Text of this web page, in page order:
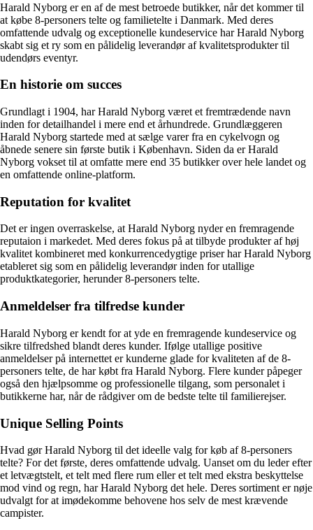
Harald Nyborg er en af de mest betroede butikker, når det kommer til
at købe 8-personers telte og familietelte i Danmark. Med deres
omfattende udvalg og exceptionelle kundeservice har Harald Nyborg
skabt sig et ry som en pålidelig leverandør af kvalitetsprodukter til
udendørs eventyr.
En historie om succes
Grundlagt i 1904, har Harald Nyborg været et fremtrædende navn
inden for detailhandel i mere end et århundrede. Grundlæggeren
Harald Nyborg startede med at sælge varer fra en cykelvogn og
åbnede senere sin første butik i København. Siden da er Harald
Nyborg vokset til at omfatte mere end 35 butikker over hele landet og
en omfattende online-platform.
Reputation for kvalitet
Det er ingen overraskelse, at Harald Nyborg nyder en fremragende
reputaion i markedet. Med deres fokus på at tilbyde produkter af høj
kvalitet kombineret med konkurrencedygtige priser har Harald Nyborg
etableret sig som en pålidelig leverandør inden for utallige
produktkategorier, herunder 8-personers telte.
Anmeldelser fra tilfredse kunder
Harald Nyborg er kendt for at yde en fremragende kundeservice og
sikre tilfredshed blandt deres kunder. Ifølge utallige positive
anmeldelser på internettet er kunderne glade for kvaliteten af de 8-
personers telte, de har købt fra Harald Nyborg. Flere kunder påpeger
også den hjælpsomme og professionelle tilgang, som personalet i
butikkerne har, når de rådgiver om de bedste telte til familierejser.
Unique Selling Points
Hvad gør Harald Nyborg til det ideelle valg for køb af 8-personers
telte? For det første, deres omfattende udvalg. Uanset om du leder efter
et letvægtstelt, et telt med flere rum eller et telt med ekstra beskyttelse
mod vind og regn, har Harald Nyborg det hele. Deres sortiment er nøje
udvalgt for at imødekomme behovene hos selv de mest krævende
campister.